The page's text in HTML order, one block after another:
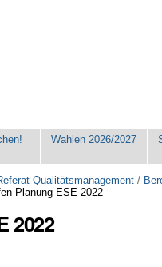
Wahlen 2026/2027
Qualitätsmanagement /
Planung ESE 2022
2022